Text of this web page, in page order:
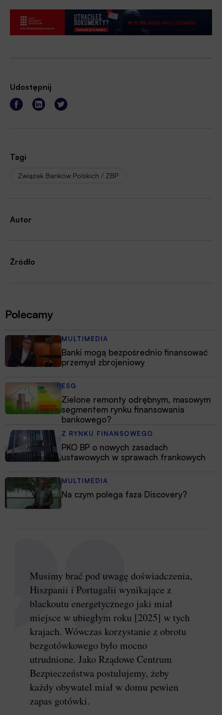
Udostępnij
Tagi
Związek Banków Polskich / ZBP
Autor
Źródło
Polecamy
MULTIMEDIA
Banki mogą bezpośrednio finansować
przemysł zbrojeniowy
ESG
Zielone remonty odrębnym, masowym
segmentem rynku finansowania
bankowego?
Z RYNKU FINANSOWEGO
PKO BP o nowych zasadach
ustawowych w sprawach frankowych
MULTIMEDIA
Na czym polega faza Discovery?
Musimy brać pod uwagę doświadczenia,
Hiszpanii i Portugalii wynikające z
blackoutu energetycznego jaki miał
miejsce w ubiegłym roku [2025] w tych
krajach. Wówczas korzystanie z obrotu
bezgotówkowego było mocno
utrudnione. Jako Rządowe Centrum
Bezpieczeństwa postulujemy, żeby
każdy obywatel miał w domu pewien
zapas gotówki.